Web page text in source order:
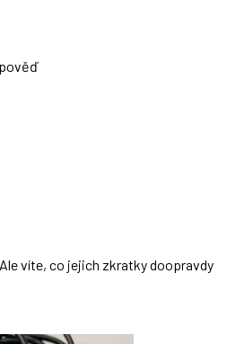
víte, co jejich zkratky doopravdy